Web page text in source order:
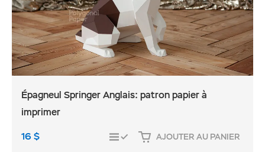
Épagneul Springer Anglais: patron papier à
imprimer
16$ COMPARER AJOUTER AU PANIER